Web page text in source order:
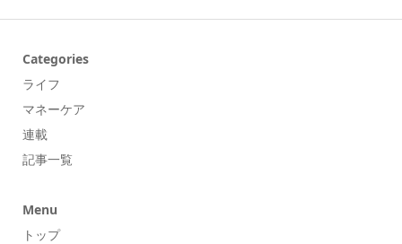
Categories
ライフ
マネーケア
連載
記事一覧
Menu
トップ